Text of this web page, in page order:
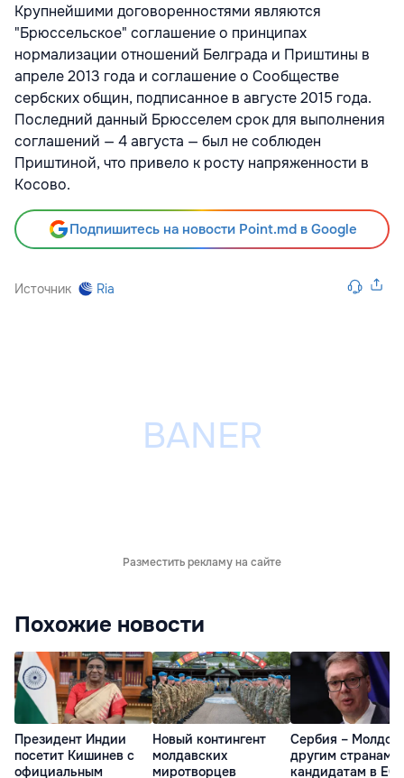
Крупнейшими договоренностями являются
"Брюссельское" соглашение о принципах
нормализации отношений Белграда и Приштины в
апреле 2013 года и соглашение о Сообществе
сербских общин, подписанное в августе 2015 года.
Последний данный Брюсселем срок для выполнения
соглашений — 4 августа — был не соблюден
Приштиной, что привело к росту напряженности в
Косово.
Подпишитесь на новости Point.md в Google
Источник Ria
Разместить рекламу на сайте
Похожие новости
Президент Индии
посетит Кишинев с
официальным
Новый контингент
молдавских
миротворцев
Сербия –
другим странам-
кандидатам в